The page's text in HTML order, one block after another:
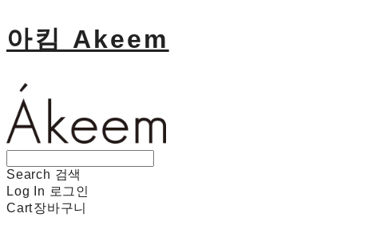
아킴 Akeem
Search 검색
Log In 로그인
Cart장바구니